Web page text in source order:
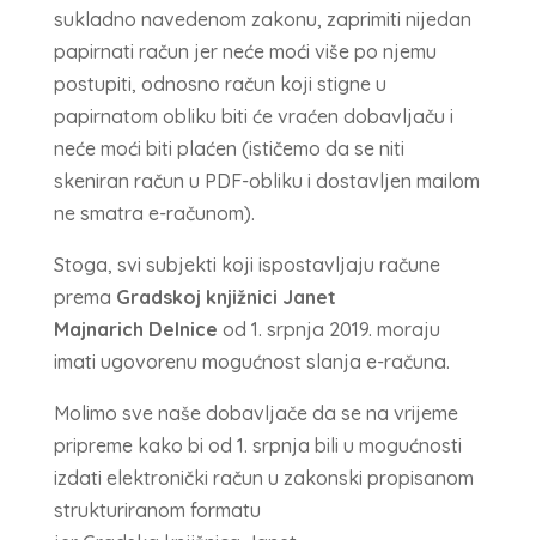
sukladno navedenom zakonu, zaprimiti nijedan
papirnati račun jer neće moći više po njemu
postupiti, odnosno račun koji stigne u
papirnatom obliku biti će vraćen dobavljaču i
neće moći biti plaćen (ističemo da se niti
skeniran račun u PDF-obliku i dostavljen mailom
ne smatra e-računom).
Stoga, svi subjekti koji ispostavljaju račune
prema Gradskoj knjižnici Janet
Majnarich Delnice od 1. srpnja 2019. moraju
imati ugovorenu mogućnost slanja e-računa.
Molimo sve naše dobavljače da se na vrijeme
pripreme kako bi od 1. srpnja bili u mogućnosti
izdati elektronički račun u zakonski propisanom
strukturiranom formatu